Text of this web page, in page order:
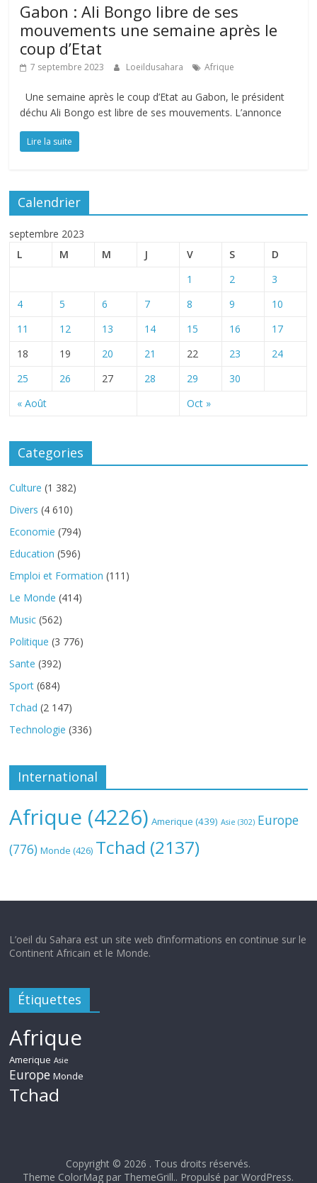
Gabon : Ali Bongo libre de ses
mouvements une semaine après le
coup d’Etat
7 septembre 2023 Loeildusahara Afrique
Une semaine après le coup d’Etat au Gabon, le président
déchu Ali Bongo est libre de ses mouvements. L’annonce
Lire la suite
Calendrier
septembre 2023
L
M M J V S D
« Août Oct »
1 2
3
4
5 6 7 8 9
10
11
12 13 14 15 16
17
18
19 20 21 22 23
24
25
26 27 28 29 30
Categories
Culture (1 382)
Divers (4 610)
Economie (794)
Education (596)
Emploi et Formation (111)
Le Monde (414)
Music (562)
Politique (3 776)
Sante (392)
Sport (684)
Tchad (2 147)
Technologie (336)
International
Afrique (4226) Amerique (439) Asie (302) Europe
(776) Monde (426) Tchad (2137)
L’oeil du Sahara est un site web d’informations en continue sur le
Continent Africain et le Monde.
Étiquettes
Afrique
Amerique Asie
Europe Monde
Tchad
Copyright © 2026 . Tous droits réservés.
Theme ColorMag par ThemeGrill.. Propulsé parWordPress.